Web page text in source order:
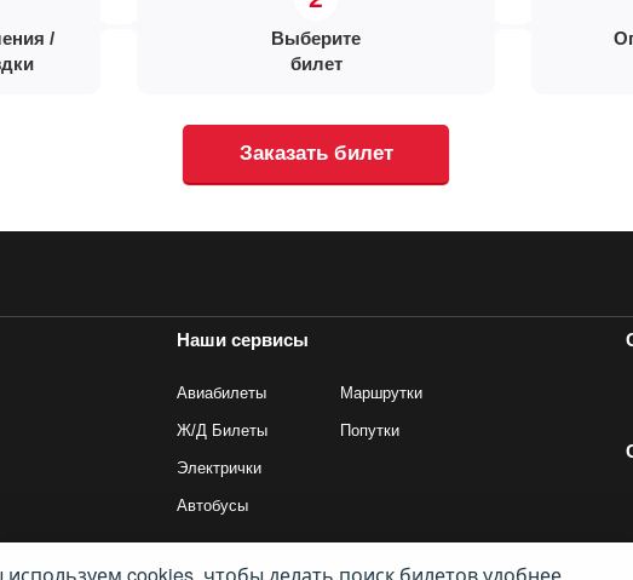
/
Выберите
билет
Заказать билет
Наши сервисы
Авиабилеты
Ж/Д Билеты
Электрички
Автобусы
Маршрутки
Попутки
Трэвел Текнолоджиз». Все права защищены. Покупка билетов на маршрутку